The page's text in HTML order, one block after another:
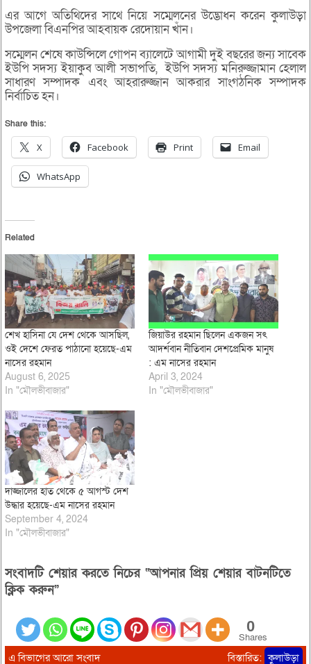
এর আগে অতিথিদের সাথে নিয়ে সম্মেলনের উদ্ভোধন করেন কুলাউড়া
উপজেলা বিএনপির আহবায়ক রেদোয়ান খাঁন।
সম্মেলন শেষে কাউন্সিলে গোপন ব্যালেটে আগামী দুই বছরের জন্য সাবেক
ইউপি সদস্য ইয়াকুব আলী সভাপতি, ইউপি সদস্য মনিরুজ্জামান হেলাল
সাধারণ সম্পাদক এবং আহরারুজ্জান আকরার সাংগঠনিক সম্পাদক
নির্বাচিত হন।
Share this:
X Facebook Print Email
WhatsApp
Related
শেখ হাসিনা যে দেশ থেকে আসছিল,
ওই দেশে ফেরত পাঠানো হয়েছে-এম
নাসের রহমান
August 6, 2025
In "মৌলভীবাজার"
জিয়াউর রহমান ছিলেন একজন সৎ
আদর্শবান নীতিবান দেশপ্রেমিক মানুষ
: এম নাসের রহমান
April 3, 2024
In "মৌলভীবাজার"
দাজ্জালের হাত থেকে ৫ আগস্ট দেশ
উদ্ধার হয়েছে-এম নাসের রহমান
September 4, 2024
In "মৌলভীবাজার"
সংবাদটি শেয়ার করতে নিচের “আপনার প্রিয় শেয়ার বাটনটিতে
ক্লিক করুন”
0
Shares
এ বিভাগের আরো সংবাদ বিস্তারিত: কুলাউড়া